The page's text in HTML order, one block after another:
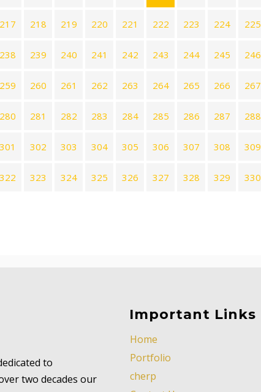
217 218 219 220 221 222 223 224 225
238 239 240 241 242 243 244 245 246
259 260 261 262 263 264 265 266 267
280 281 282 283 284 285 286 287 288
301 302 303 304 305 306 307 308 309
322 323 324 325 326 327 328 329 330
to
two decades our
Important Links
Home
Portfolio
cherp